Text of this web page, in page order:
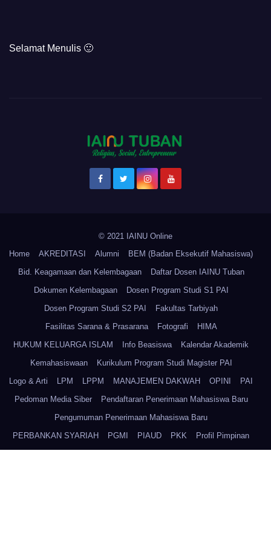
Selamat Menulis 🙂
© 2021 IAINU Online
Home
AKREDITASI Alumni
BEM (Badan Eksekutif Mahasiswa)
Bid. Keagamaan dan Kelembagaan
Daftar Dosen IAINU Tuban
Dokumen Kelembagaan
Dosen Program Studi S1 PAI
Dosen Program Studi S2 PAI
Fakultas Tarbiyah
Fasilitas Sarana & Prasarana
Fotografi
HIMA
HUKUM KELUARGA ISLAM
Info Beasiswa
Kalendar Akademik
Kemahasiswaan
Kurikulum Program Studi Magister PAI
Logo & Arti
LPM LPPM MANAJEMEN DAKWAH OPINI
PAI
Pedoman Media Siber
Pendaftaran Penerimaan Mahasiswa Baru
Pengumuman Penerimaan Mahasiswa Baru
PERBANKAN SYARIAH
PGMI PIAUD PKK
Profil Pimpinan